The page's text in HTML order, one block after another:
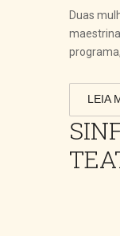
Duas
LEIA